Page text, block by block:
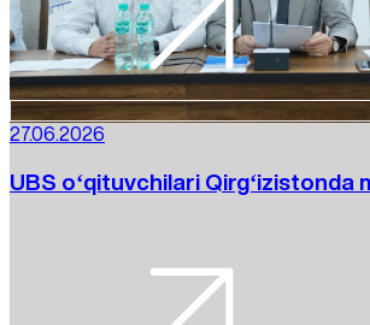
27.06.2026
UBS oʻqituvchilari Qirgʻizistonda